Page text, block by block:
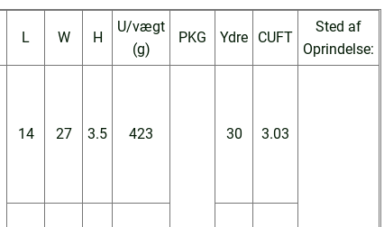
L W H
U/vægt
(g)
PKG Ydre CUFT
Sted af
Oprindelse:
14 27 3.5 423 30 3.03